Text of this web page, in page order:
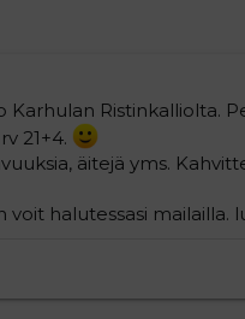
Karhulan Ristinkalliolta.
21+4.
äitejä yms.
voit halutessasi mailailla.